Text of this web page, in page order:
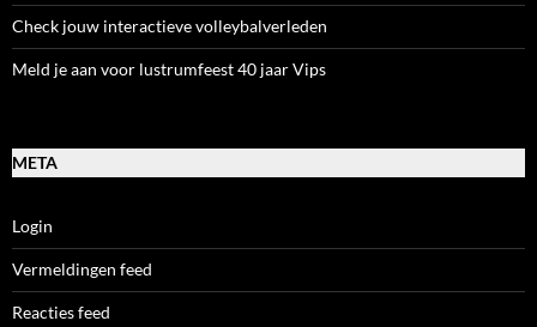
Check jouw interactieve volleybalverleden
Meld je aan voor lustrumfeest 40 jaar Vips
META
Login
Vermeldingen feed
Reacties feed